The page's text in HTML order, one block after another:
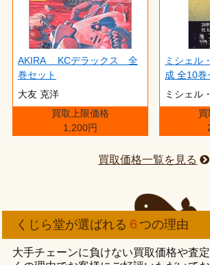
AKIRA KCデラックス 全
巻セット
大友 克洋
買取上限価格
1,200円
ミシェル
成 全10巻
ミシェル
買取価格一覧を見る
くじら堂が選ばれる ６つの理由
大手チェーンに負けない買取価格や査